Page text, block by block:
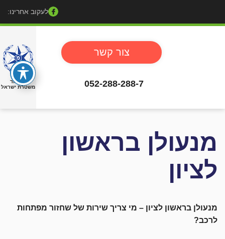
לעקוב אחרינו:
באישור
משטרת ישראל
צור קשר
052-288-288-7
מנעולן בראשון
לציון
מנעולן בראשון לציון – מי צריך שירות של שחזור מפתחות
לרכב?